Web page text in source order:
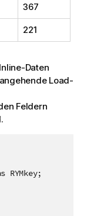
367
221
Daten
Load-
Feldern
RYMkey;